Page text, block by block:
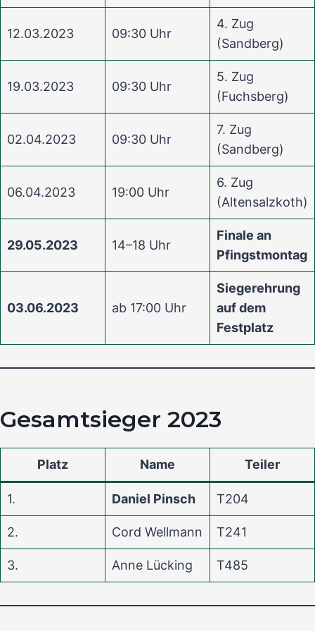
12.03.2023 09:30 Uhr
4. Zug
(Sandberg)
19.03.2023 09:30 Uhr
5. Zug
(Fuchsberg)
02.04.2023 09:30 Uhr
7. Zug
(Sandberg)
06.04.2023 19:00 Uhr
6. Zug
(Altensalzkoth)
29.05.2023 14–18 Uhr
Finale an
Pfingstmontag
03.06.2023 ab 17:00 Uhr
Siegerehrung
auf dem
Festplatz
Gesamtsieger 2023
Platz Name Teiler
1. Daniel Pinsch T204
2. Cord Wellmann T241
3. Anne Lücking T485